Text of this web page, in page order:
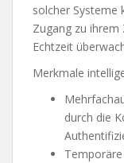
solcher Systeme
Zugang zu ihrem
Echtzeit
Merkmale
durch die